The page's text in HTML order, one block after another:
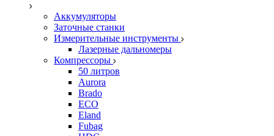
Аккумуляторы
Заточные станки
Измерительные инструменты
Лазерные дальномеры
Компрессоры
50 литров
Aurora
Brado
ECO
Eland
Fubag